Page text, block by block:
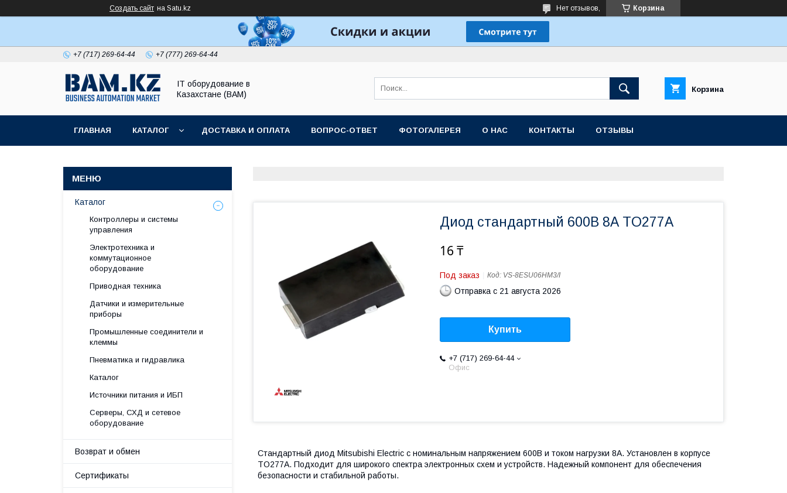
Создать сайт на Satu.kz Корзина
Нет отзывов,
+7 (717) 269-64-44 +7 (777) 269-64-44
IT оборудование в
Казахстане (BAM)
Корзина
ГЛАВНАЯ КАТАЛОГ ДОСТАВКА И ОПЛАТА ВОПРОС-ОТВЕТ ФОТОГАЛЕРЕЯ О НАС КОНТАКТЫ ОТЗЫВЫ
Диод стандартный 600В 8А TO277A
16 ₸
Под заказ Код: VS-8ESU06HM3/I
Отправка с 21 августа 2026
Купить
+7 (717) 269-64-44
Офис
Стандартный диод Mitsubishi Electric с номинальным напряжением 600В и током нагрузки 8А. Установлен в корпусе
TO277A. Подходит для широкого спектра электронных схем и устройств. Надежный компонент для обеспечения
безопасности и стабильной работы.
Каталог
Контроллеры и системы
управления
Электротехника и
коммутационное
оборудование
Приводная техника
Датчики и измерительные
приборы
Промышленные соединители и
клеммы
Пневматика и гидравлика
Каталог
Источники питания и ИБП
Серверы, СХД и сетевое
оборудование
Возврат и обмен
Сертификаты